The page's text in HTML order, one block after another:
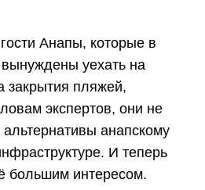
Анапы, которые в
уехать на
закрытия пляжей,
экспертов, они не
анапскому
И теперь
большим интересом.